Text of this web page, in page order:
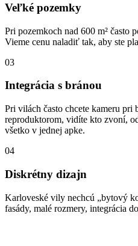
Veľké pozemky
Pri pozemkoch nad 600 m² často
Vieme cenu naladiť tak, aby ste
03
Integrácia s bránou
Pri vilách často chcete kameru pri
reproduktorom, vidíte kto zvoní,
všetko v jednej apke.
04
Diskrétny dizajn
Karloveské vily nechcú „bytový
fasády, malé rozmery, integrácia